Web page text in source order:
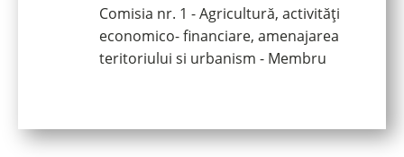
Comisia nr. 1 - Agricultură, activități
economico- financiare, amenajarea
teritoriului si urbanism - Membru